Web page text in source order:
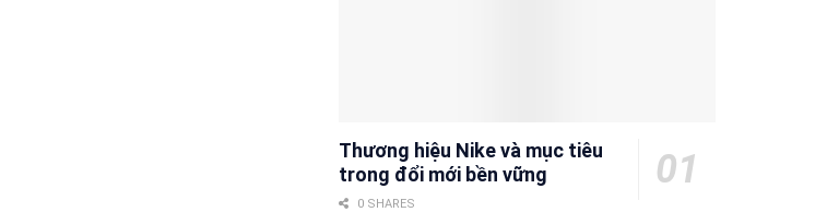
Thương hiệu Nike và mục tiêu
trong đổi mới bền vững
0 SHARES